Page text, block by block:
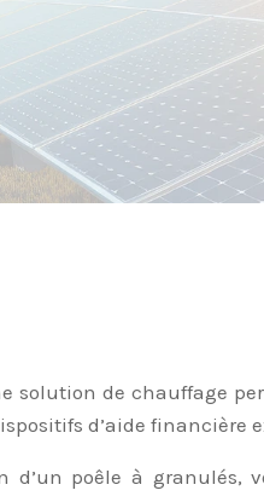
solution de chauffage
d’aide financière
poêle à granulés,